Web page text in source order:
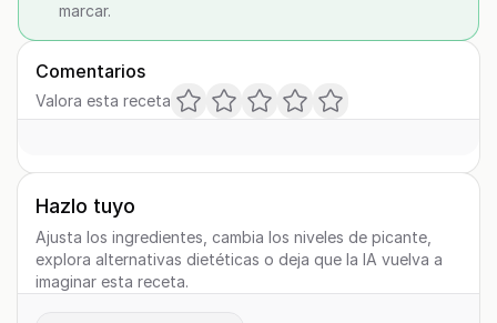
marcar.
Comentarios
Valora esta receta
Hazlo tuyo
Ajusta los ingredientes, cambia los niveles de picante,
explora alternativas dietéticas o deja que la IA vuelva a
imaginar esta receta.